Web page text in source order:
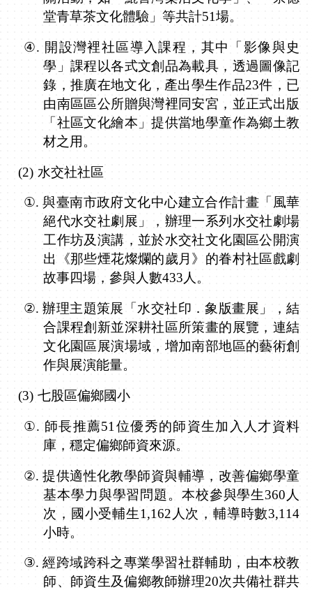
堂青草茶文化體驗」等共計51場。
④. 開設灣裡社區導入課程，其中「影像與史
學」課程以各式文創品為載具，透過圖像記
錄，推廣在地文化，產出學生作品23件，已
由南區區公所贈與灣裡同安宮，並正式出版
「社區文化繪本」提供當地學童作為鄉土教
材之用。
(2) 水交社社區
①. 與臺南市政府文化中心建立合作計畫「風華
絕代水交社劇展」，辦理一系列水交社劇場
工作坊及演講，並於水交社文化園區公開演
出《那些煙花燦爛的歲月》的眷村社區戲劇
故事四場，參與人數433人。
②. 辦理主題策展「水交社印．象版畫展」，結
合課程創新並深耕社區所策畫的展覽，連結
文化園區展演場域，增加南部地區的藝術創
作與展演能量。
(3) 七股區偏鄉國小
①. 師長推薦51 位優秀的師資生加入人才資料
庫，穩定偏鄉師資來源。
②. 提供適性化教學師資與輔導，改善偏鄉學童
基本學力與學習問題。本校參與學生360 人
次，國小受輔生1,162 人次，輔導時數3,114
小時。
③. 經跨域跨科之專業學習社群輔助，由本校教
師、師資生及偏鄉教師辦理20次共備社群共